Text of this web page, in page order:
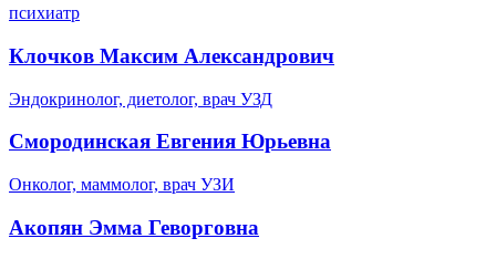
психиатр
Клочков Максим Александрович
Эндокринолог, диетолог, врач УЗД
Смородинская Евгения Юрьевна
Онколог, маммолог, врач УЗИ
Акопян Эмма Геворговна